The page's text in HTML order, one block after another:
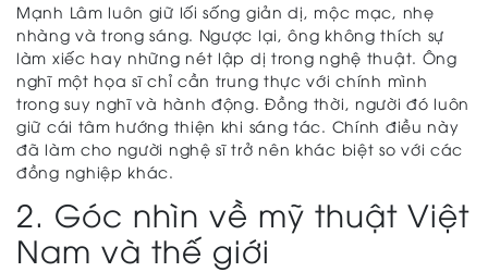
Mạnh Lâm luôn giữ lối sống giản dị, mộc mạc, nhẹ
nhàng và trong sáng. Ngược lại, ông không thích sự
làm xiếc hay những nét lập dị trong nghệ thuật. Ông
nghĩ một họa sĩ chỉ cần trung thực với chính mình
trong suy nghĩ và hành động. Đồng thời, người đó luôn
giữ cái tâm hướng thiện khi sáng tác. Chính điều này
đã làm cho người nghệ sĩ trở nên khác biệt so với các
đồng nghiệp khác.
2. Góc nhìn về mỹ thuật Việt
Nam và thế giới